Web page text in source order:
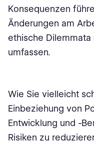
Konsequenzen
Änderungen am
ethische Dilemmata
umfassen.
Wie Sie vielleicht
Einbeziehung von
Entwicklung und -
Risiken zu